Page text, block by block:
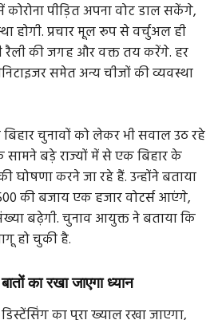
पीड़ित अपना वोट डाल सकेंगे,
होगी. प्रचार मूल रूप से वर्चुअल ही
रैली की जगह और वक्त तय करेंगे. हर
समेत अन्य चीजों की व्यवस्था
चुनावों को लेकर भी सवाल उठ रहे
बड़े राज्यों में से एक बिहार के
घोषणा करने जा रहे हैं. उन्होंने बताया
की बजाय एक हजार वोटर्स आएंगे,
बढ़ेगी. चुनाव आयुक्त ने बताया कि
हो चुकी है.
का रखा जाएगा ध्यान